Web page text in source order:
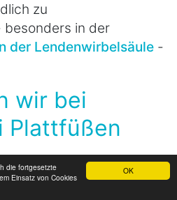
OK
die fortgesetzte
Einsatz von Cookies
zu
besonders in der
der Lendenwirbelsäule -
wir bei
Plattfüßen